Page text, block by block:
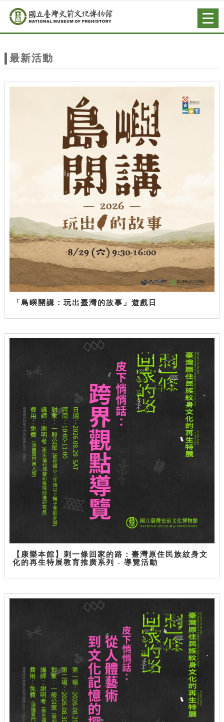
站
主
跳到主要內容
網站導覽
最新活動
「島嶼開講：玩出臺灣的故事」遊戲日
【康樂本館】刺一條回家的路：臺灣原住民族紋身文
化的再生特展教育推廣系列 - 導覽活動